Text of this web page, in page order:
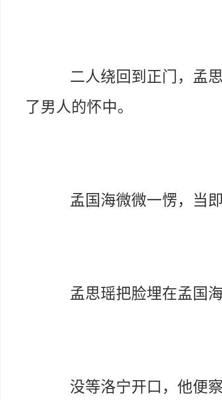
二人绕回到正门，孟思
了男人的怀中。
孟国海微微一愣，当即
孟思瑶把脸埋在孟国海
没等洛宁开口，他便察